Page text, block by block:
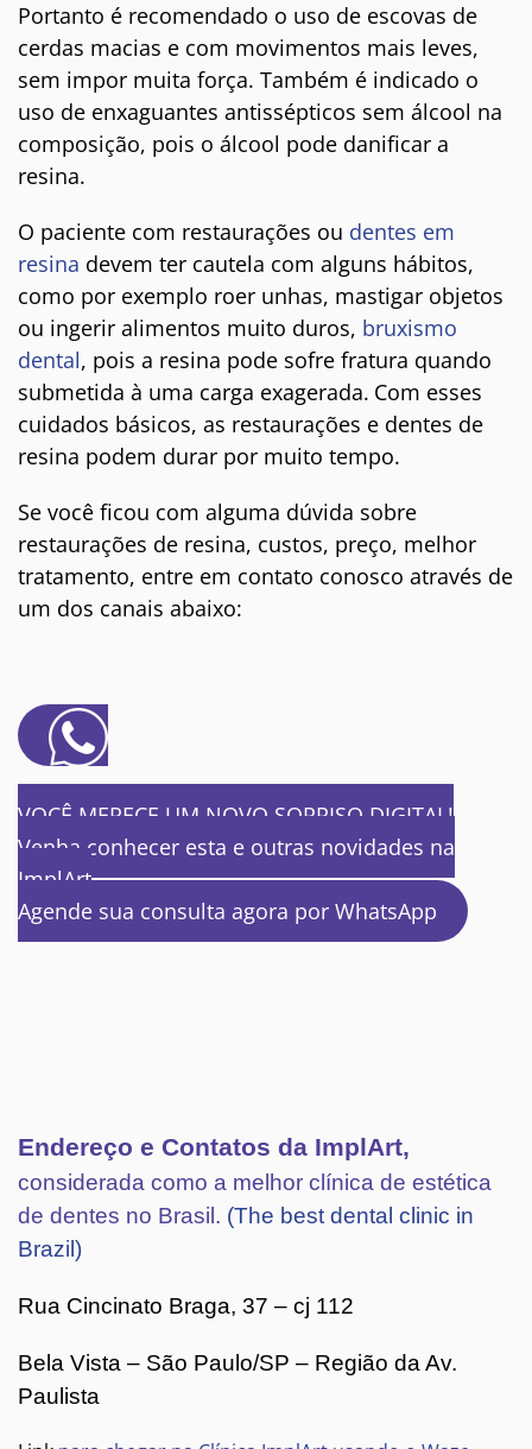
Portanto é recomendado o uso de escovas de
cerdas macias e com movimentos mais leves,
sem impor muita força. Também é indicado o
uso de enxaguantes antissépticos sem álcool na
composição, pois o álcool pode danificar a
resina.
O paciente com restaurações ou dentes em
resina devem ter cautela com alguns hábitos,
como por exemplo roer unhas, mastigar objetos
ou ingerir alimentos muito duros, bruxismo
dental, pois a resina pode sofre fratura quando
submetida à uma carga exagerada. Com esses
cuidados básicos, as restaurações e dentes de
resina podem durar por muito tempo.
Se você ficou com alguma dúvida sobre
restaurações de resina, custos, preço, melhor
tratamento, entre em contato conosco através de
um dos canais abaixo:
VOCÊ MERECE UM NOVO SORRISO DIGITAL!
Venha conhecer esta e outras novidades na
ImplArt
Agende sua consulta agora por WhatsApp
Endereço e Contatos da ImplArt,
considerada como a melhor clínica de estética
de dentes no Brasil. (The best dental clinic in
Brazil)
Rua Cincinato Braga, 37 – cj 112
Bela Vista – São Paulo/SP – Região da Av.
Paulista